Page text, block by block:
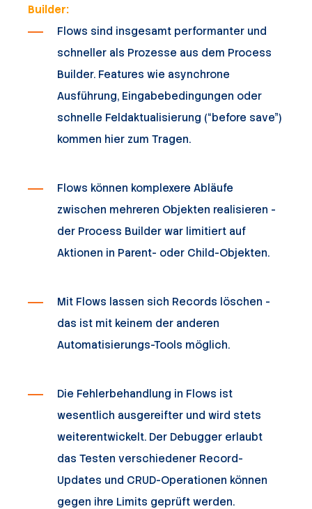
Builder:
Flows sind insgesamt performanter und
schneller als Prozesse aus dem Process
Builder. Features wie asynchrone
Ausführung, Eingabebedingungen oder
schnelle Feldaktualisierung (“before save”)
kommen hier zum Tragen.
Flows können komplexere Abläufe
zwischen mehreren Objekten realisieren -
der Process Builder war limitiert auf
Aktionen in Parent- oder Child-Objekten.
Mit Flows lassen sich Records löschen -
das ist mit keinem der anderen
Automatisierungs-Tools möglich.
Die Fehlerbehandlung in Flows ist
wesentlich ausgereifter und wird stets
weiterentwickelt. Der Debugger erlaubt
das Testen verschiedener Record-
Updates und CRUD-Operationen können
gegen ihre Limits geprüft werden.